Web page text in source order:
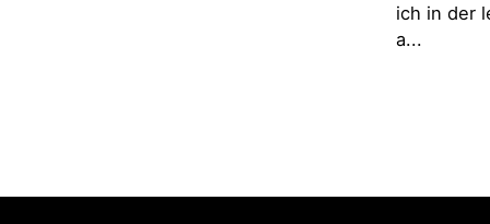
ich in der
a...